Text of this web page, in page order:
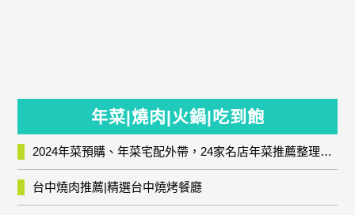
年菜|燒肉|火鍋|吃到飽
2024年菜預購、年菜宅配外帶，24家名店年菜推薦整理，圍爐輕鬆上菜團圓趣
台中燒肉推薦|精選台中燒烤餐廳